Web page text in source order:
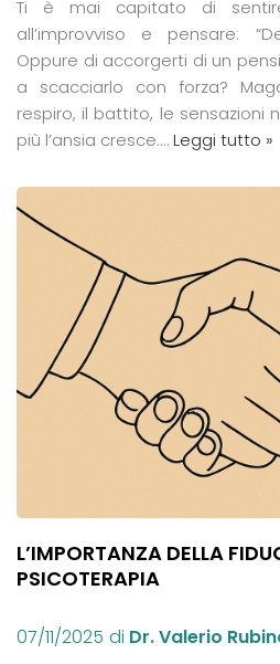
Ti è mai capitato di
all’improvviso e pensare:
Oppure di accorgerti di un
a scacciarlo con forza?
respiro, il battito, le sensazioni
più l’ansia cresce.…Leggi tutto »
L’IMPORTANZA DELLA
PSICOTERAPIA
07/11/2025 di Dr. Valerio